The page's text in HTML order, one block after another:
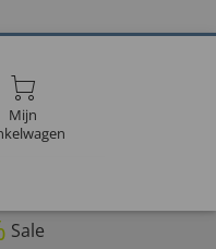
Mijn
Sale